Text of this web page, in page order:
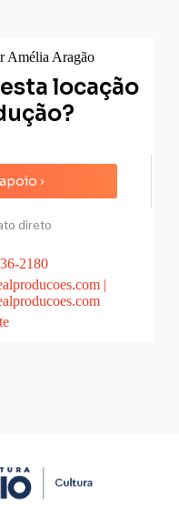
Amélia Aragão
locação
›
direto
2180
|